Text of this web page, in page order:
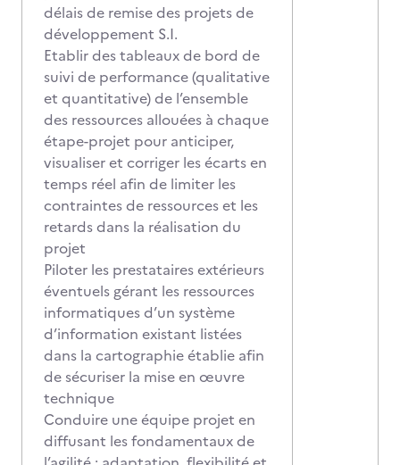
délais de remise des projets de
développement S.I.
Etablir des tableaux de bord de
suivi de performance (qualitative
et quantitative) de l’ensemble
des ressources allouées à chaque
étape-projet pour anticiper,
visualiser et corriger les écarts en
temps réel afin de limiter les
contraintes de ressources et les
retards dans la réalisation du
projet
Piloter les prestataires extérieurs
éventuels gérant les ressources
informatiques d’un système
d’information existant listées
dans la cartographie établie afin
de sécuriser la mise en œuvre
technique
Conduire une équipe projet en
diffusant les fondamentaux de